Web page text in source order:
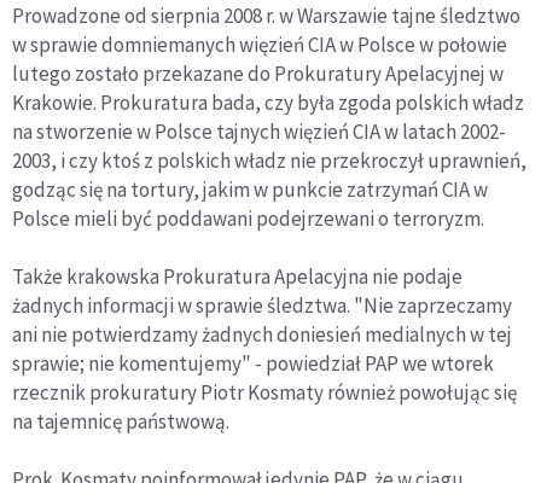
Prowadzone od sierpnia 2008 r. w Warszawie tajne śledztwo
w sprawie domniemanych więzień CIA w Polsce w połowie
lutego zostało przekazane do Prokuratury Apelacyjnej w
Krakowie. Prokuratura bada, czy była zgoda polskich władz
na stworzenie w Polsce tajnych więzień CIA w latach 2002-
2003, i czy ktoś z polskich władz nie przekroczył uprawnień,
godząc się na tortury, jakim w punkcie zatrzymań CIA w
Polsce mieli być poddawani podejrzewani o terroryzm.
Także krakowska Prokuratura Apelacyjna nie podaje
żadnych informacji w sprawie śledztwa. "Nie zaprzeczamy
ani nie potwierdzamy żadnych doniesień medialnych w tej
sprawie; nie komentujemy" - powiedział PAP we wtorek
rzecznik prokuratury Piotr Kosmaty również powołując się
na tajemnicę państwową.